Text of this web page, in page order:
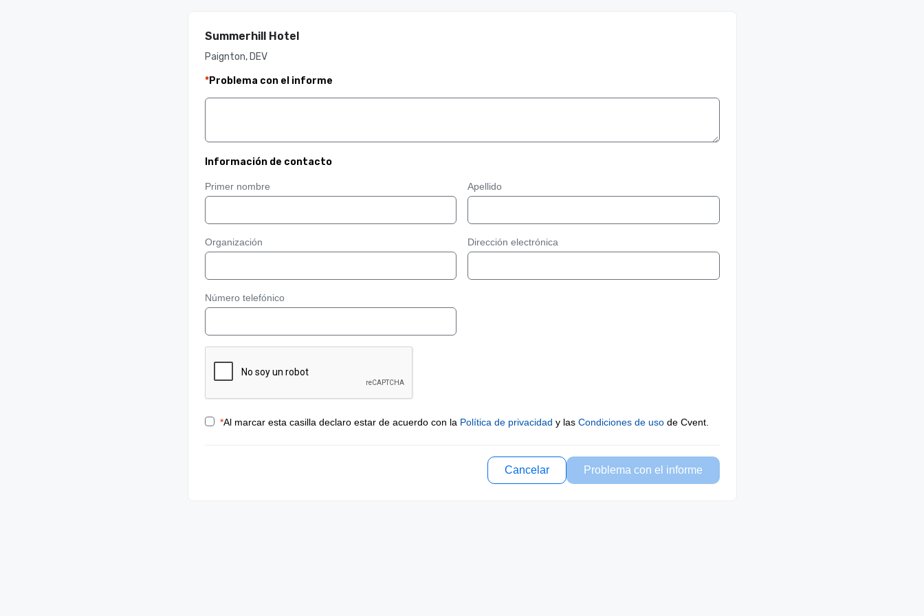
Summerhill Hotel
Paignton, DEV
*Problema con el informe
Información de contacto
Primer nombre Apellido
Organización Dirección electrónica
Número telefónico
*Al marcar esta casilla declaro estar de acuerdo con la Política de privacidad y las Condiciones de usode Cvent.
Cancelar Problema con el informe